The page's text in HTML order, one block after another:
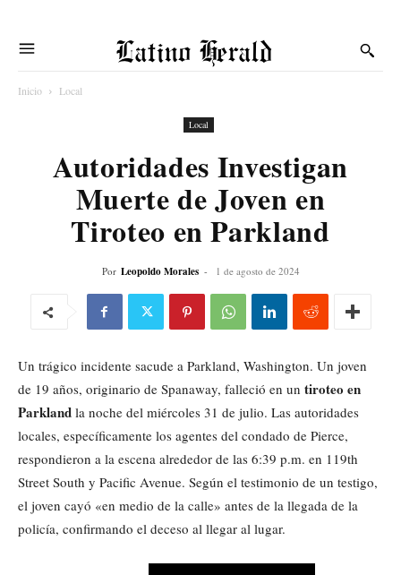
Latino Herald
Inicio Local
Local
Autoridades Investigan
Muerte de Joven en
Tiroteo en Parkland
Por Leopoldo Morales - 1 de agosto de 2024
Un trágico incidente sacude a Parkland, Washington. Un joven
de 19 años, originario de Spanaway, falleció en un tiroteo en
Parkland la noche del miércoles 31 de julio. Las autoridades
locales, específicamente los agentes del condado de Pierce,
respondieron a la escena alrededor de las 6:39 p.m. en 119th
Street South y Pacific Avenue. Según el testimonio de un testigo,
el joven cayó «en medio de la calle» antes de la llegada de la
policía, confirmando el deceso al llegar al lugar.